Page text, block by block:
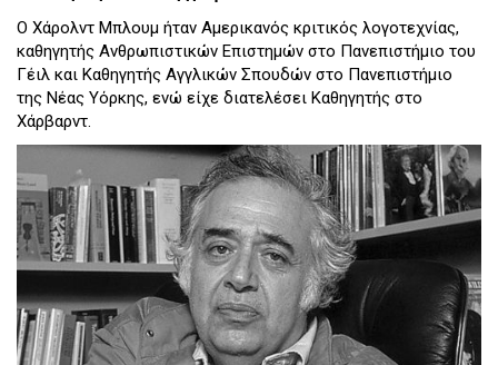
Ο Χάρολντ Μπλουμ ήταν Αμερικανός κριτικός λογοτεχνίας,
καθηγητής Ανθρωπιστικών Επιστημών στο Πανεπιστήμιο του
Γέιλ και Καθηγητής Αγγλικών Σπουδών στο Πανεπιστήμιο
της Νέας Υόρκης, ενώ είχε διατελέσει Καθηγητής στο
Χάρβαρντ.